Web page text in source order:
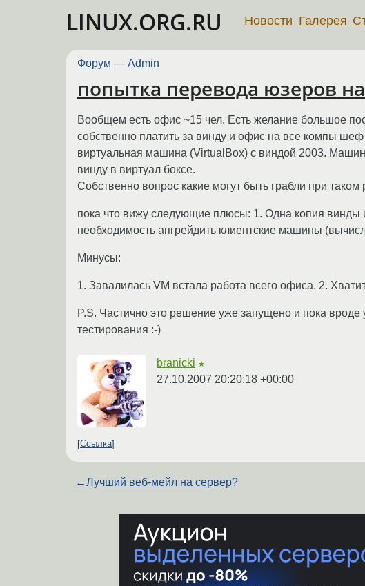
LINUX.ORG.RU Новости Галерея
Форум — Admin
попытка перевода юзеров
Вообщем есть офис ~15 чел. Есть желание большое
собственно платить за винду и офис на все компы
виртуальная машина (VirtualBox) с виндой 2003.
винду в виртуал боксе.
Собственно вопрос какие могут быть грабли при
пока что вижу следующие плюсы: 1. Одна копия винды
необходимость апгрейдить клиентские машины
Минусы:
1. Завалилась VM встала работа всего офиса. 2.
P.S. Частично это решение уже запущено и пока вроде
тестирования :-)
branicki ★
27.10.2007 20:20:18 +00:00
Ссылка
←Лучший веб-мейл на сервер?